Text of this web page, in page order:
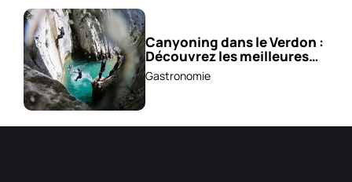
Canyoning dans le Verdon :
Découvrez les meilleures
excursions !
Gastronomie